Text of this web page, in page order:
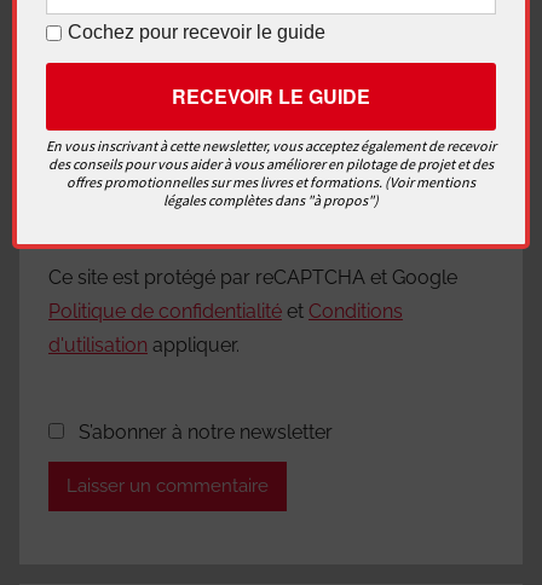
E-mail*
Site web
Ce site est protégé par reCAPTCHA et Google
Politique de confidentialité et Conditions
d'utilisation appliquer.
S’abonner à notre newsletter
Cochez pour recevoir le guide
En vous inscrivant à cette newsletter, vous acceptez également de recevoir
des conseils pour vous aider à vous améliorer en pilotage de projet et des
offres promotionnelles sur mes livres et formations. (Voir mentions
légales complètes dans "à propos")